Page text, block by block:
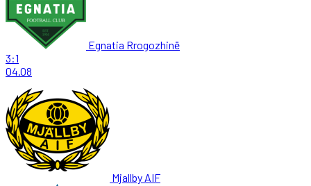
Egnatia Rrogozhinë
3:1
04.08
Mjallby AIF